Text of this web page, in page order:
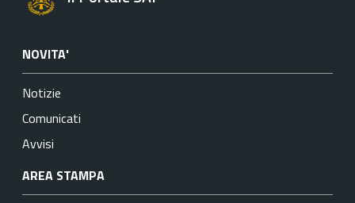
NOVITA'
Notizie
Comunicati
Avvisi
AREA STAMPA